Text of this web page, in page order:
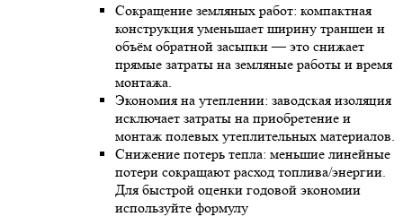
Сокращение земляных работ: компактная
конструкция уменьшает ширину траншеи и
объём обратной засыпки — это снижает
прямые затраты на земляные работы и время
монтажа.
Экономия на утеплении: заводская изоляция
исключает затраты на приобретение и
монтаж полевых утеплительных материалов.
Снижение потерь тепла: меньшие линейные
потери сокращают расход топлива/энергии.
Для быстрой оценки годовой экономии
используйте формулу